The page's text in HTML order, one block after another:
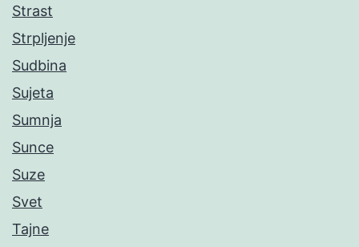
Strast
Strpljenje
Sudbina
Sujeta
Sumnja
Sunce
Suze
Svet
Tajne